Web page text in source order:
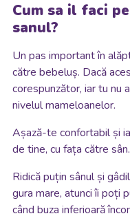
Cum sa il faci
sanul?
Un pas important în
către bebeluș. Dacă
corespunzător, iar tu nu
nivelul mameloanelor.
Așază-te confortabil și
de tine, cu fața către sân.
Ridică puțin sânul și
gura mare, atunci îi poți
când buza inferioară